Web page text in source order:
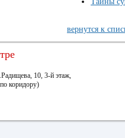
вернутся к
10, 3-й этаж,
коридору)